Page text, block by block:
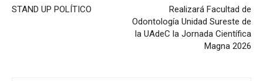
STAND UP POLÍTICO
Realizará Facultad de
Odontología Unidad Sureste de
la UAdeC la Jornada Científica
Magna 2026